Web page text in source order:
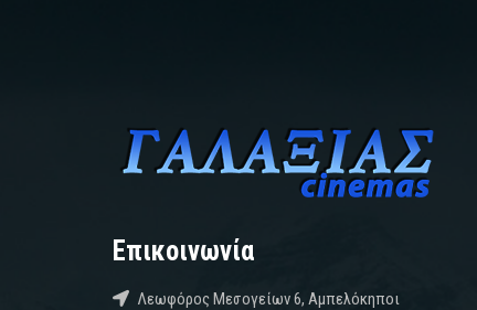
Επικοινωνία
Λεωφόρος Μεσογείων 6, Αμπελόκηποι